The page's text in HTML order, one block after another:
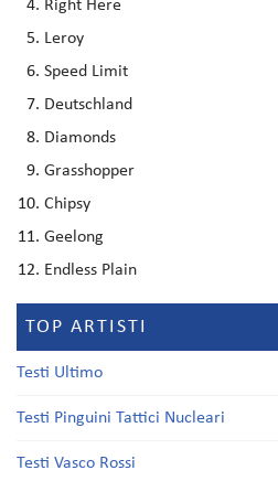
Right Here
Leroy
Speed Limit
Deutschland
Diamonds
Grasshopper
Chipsy
Geelong
Endless Plain
TOP ARTISTI
Testi Ultimo
Testi Pinguini Tattici Nucleari
Testi Vasco Rossi